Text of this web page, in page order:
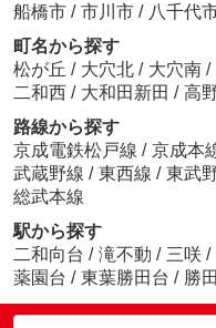
船橋市 / 市川市 / 八千代
町名から探す
松が丘 / 大穴北 / 大穴南 /
二和西 / 大和田新田 / 高
路線から探す
京成電鉄松戸線 / 京成本
武蔵野線 / 東西線 / 東武
総武本線
駅から探す
二和向台 / 滝不動 / 三咲 /
薬園台 / 東葉勝田台 / 勝